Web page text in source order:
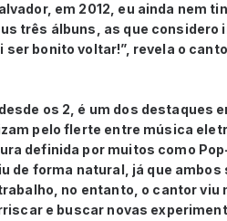
em 2012, eu ainda nem
três álbuns, as que considero
bonito voltar!”, revela o
os 2, é um dos destaques
pelo flerte entre música
definida por muitos como
de forma natural, já que
no entanto, o cantor
e buscar novas